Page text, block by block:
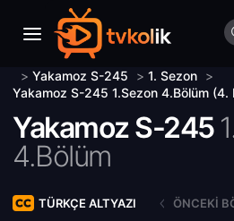
> Yakamoz S-245 > 1. Sezon >
Yakamoz S-245 1.Sezon 4.Bölüm (4.
Yakamoz S-245
4.Bölüm
TÜRKÇE ALTYAZI ÖNCEKI